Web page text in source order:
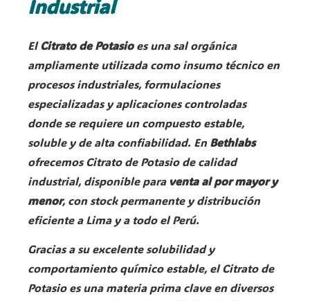
Industrial
ElCitrato de Potasioes una sal orgánica
ampliamente utilizada como insumo técnico en
procesos industriales, formulaciones
especializadas y aplicaciones controladas
donde se requiere un compuesto estable,
soluble y de alta confiabilidad. EnBethlabs
ofrecemos Citrato de Potasio de calidad
industrial, disponible para venta al por mayor y
menor, con stock permanente y distribución
eficiente a Lima y a todo el Perú.
Gracias a su excelente solubilidad y
comportamiento químico estable, el Citrato de
Potasio es una materia prima clave en diversos